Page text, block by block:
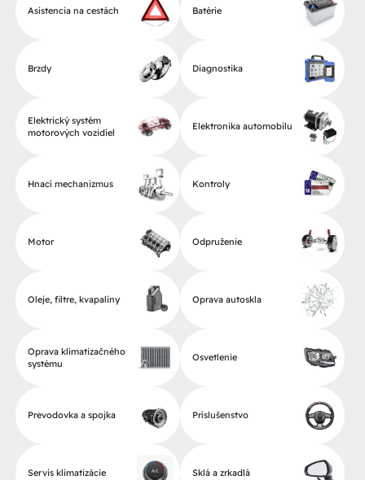
Asistencia na cestách Batérie
Brzdy Diagnostika
Elektrický systém
motorových vozidiel
Elektronika automobilu
Hnací mechanizmus Kontroly
Motor Odpruženie
Oleje, filtre, kvapaliny Oprava autoskla
Oprava klimatizačného
systému
Osvetlenie
Prevodovka a spojka Príslušenstvo
Servis klimatizácie Sklá a zrkadlá